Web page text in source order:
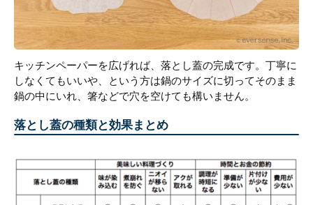
キッチンペーパーを広げれば、落とし蓋の完成です。丁寧に
しなくてもいいや、という方は鍋のサイズに切ってそのまま
鍋の中にいれ、箸などで穴を空けても構いません。
落とし蓋の種類と効果まとめ